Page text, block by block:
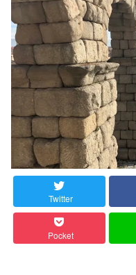
Twitter
Pocket